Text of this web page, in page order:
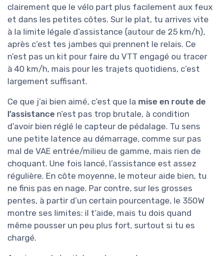
clairement que le vélo part plus facilement aux feux
et dans les petites côtes. Sur le plat, tu arrives vite
à la limite légale d’assistance (autour de 25 km/h),
après c’est tes jambes qui prennent le relais. Ce
n’est pas un kit pour faire du VTT engagé ou tracer
à 40 km/h, mais pour les trajets quotidiens, c’est
largement suffisant.
Ce que j’ai bien aimé, c’est que la mise en route de
l’assistance n’est pas trop brutale, à condition
d’avoir bien réglé le capteur de pédalage. Tu sens
une petite latence au démarrage, comme sur pas
mal de VAE entrée/milieu de gamme, mais rien de
choquant. Une fois lancé, l’assistance est assez
régulière. En côte moyenne, le moteur aide bien, tu
ne finis pas en nage. Par contre, sur les grosses
pentes, à partir d’un certain pourcentage, le 350W
montre ses limites: il t’aide, mais tu dois quand
même pousser un peu plus fort, surtout si tu es
chargé.